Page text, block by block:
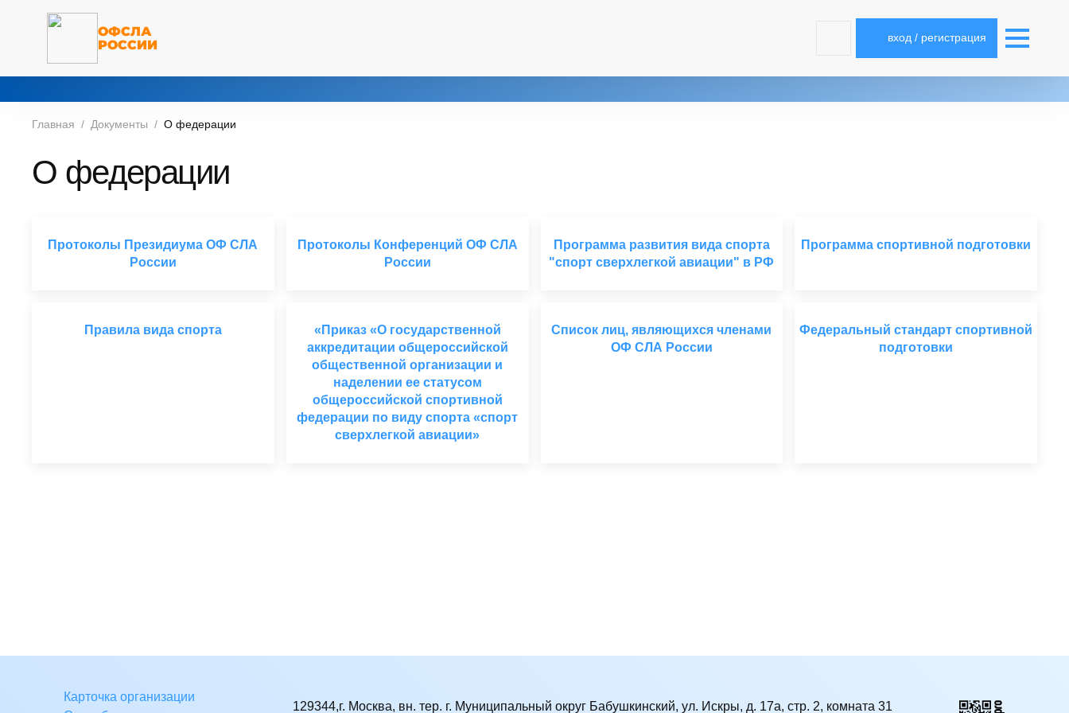
ОФСЛА
РОССИИ
вход / регистрация
Главная Документы О федерации
О федерации
Протоколы Президиума ОФ СЛА
России
Протоколы Конференций ОФ СЛА
России
Программа развития вида спорта
"спорт сверхлегкой авиации" в РФ
Программа спортивной подготовки
Правила вида спорта
«Приказ «О государственной
аккредитации общероссийской
общественной организации и
наделении ее статусом
общероссийской спортивной
федерации по виду спорта «спорт
сверхлегкой авиации»
Список лиц, являющихся членами
ОФ СЛА России
Федеральный стандарт спортивной
подготовки
Карточка организации
129344,г. Москва, вн. тер. г. Муниципальный округ Бабушкинский, ул. Искры, д. 17а, стр. 2, комната 31